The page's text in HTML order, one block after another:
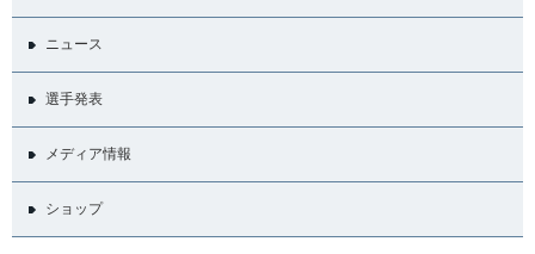
ニュース
選手発表
メディア情報
ショップ